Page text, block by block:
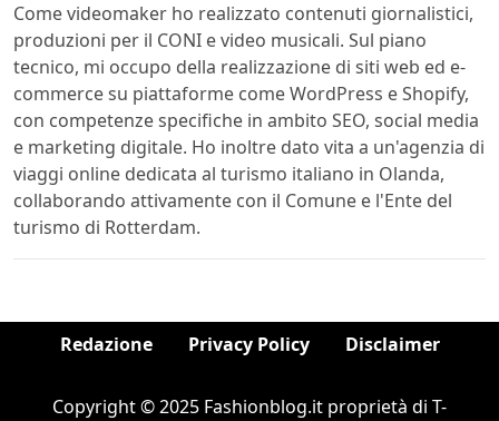
Come videomaker ho realizzato contenuti giornalistici,
produzioni per il CONI e video musicali. Sul piano
tecnico, mi occupo della realizzazione di siti web ed e-
commerce su piattaforme come WordPress e Shopify,
con competenze specifiche in ambito SEO, social media
e marketing digitale. Ho inoltre dato vita a un'agenzia di
viaggi online dedicata al turismo italiano in Olanda,
collaborando attivamente con il Comune e l'Ente del
turismo di Rotterdam.
Redazione Privacy Policy Disclaimer
Copyright © 2025 Fashionblog.it proprietà di T-